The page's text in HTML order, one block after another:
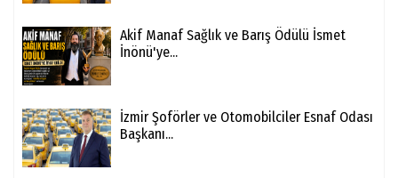
Akif Manaf Sağlık ve Barış Ödülü İsmet
İnönü'ye...
İzmir Şoförler ve Otomobilciler Esnaf Odası
Başkanı...